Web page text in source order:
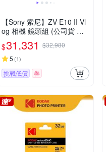
【Sony 索尼】ZV-E10 II Vl
og 相機 鏡頭組 (公司貨 保
固18+6個月)
$31,331 $32,980
5 (1)
挑戰低價 券